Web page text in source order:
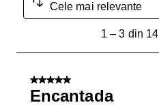
Cele mai relevante
1 – 3 din 14
5 din 5 stele.
Encantada